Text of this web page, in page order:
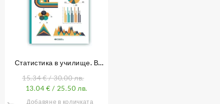
Статистика в училище. В
математика
15.34€/ 30.00 лв.
13.04 € / 25.50 лв.
Добавяне в количката